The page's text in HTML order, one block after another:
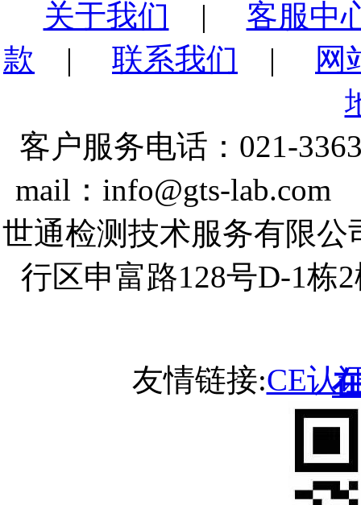
关于我们 | 客服中
款 | 联系我们 |
网
客户服务电话：021-
mail：info@gts-
世通检测技术服务有限
行区申富路128号D-1
友情链接:CE认